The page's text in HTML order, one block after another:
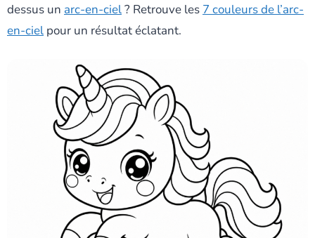
dessus un arc-en-ciel? Retrouve les 7 couleurs de l’arc-
en-ciel pour un résultat éclatant.